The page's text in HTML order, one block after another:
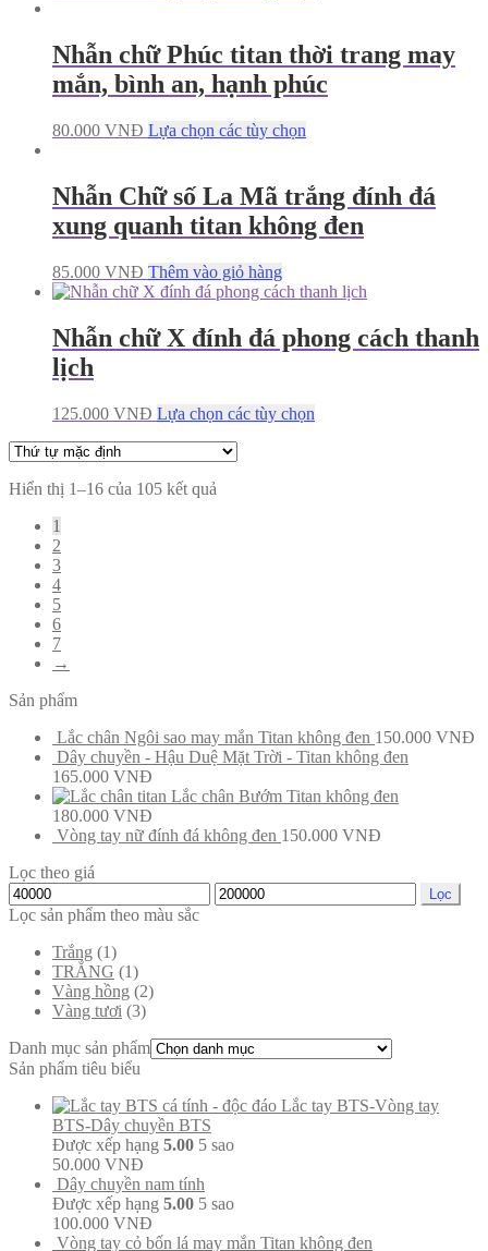
Nhẫn chữ Phúc titan thời trang may
mắn, bình an, hạnh phúc
80.000 VNĐ Lựa chọn các tùy chọn
Nhẫn Chữ số La Mã trắng đính đá
xung quanh titan không đen
85.000 VNĐ Thêm vào giỏ hàng
Nhẫn chữ X đính đá phong cách thanh
lịch
125.000 VNĐ Lựa chọn các tùy chọn
Hiển thị 1–16 của 105 kết quả
1
2
3
4
5
6
7
→
Sản phẩm
Lắc chân Ngôi sao may mắn Titan không đen 150.000 VNĐ
Dây chuyền - Hậu Duệ Mặt Trời - Titan không đen
165.000 VNĐ
Lắc chân Bướm Titan không đen
180.000 VNĐ
Vòng tay nữ đính đá không đen 150.000 VNĐ
Lọc theo giá
Lọc
Lọc sản phẩm theo màu sắc
Trắng (1)
TRẮNG (1)
Vàng hồng (2)
Vàng tươi (3)
Danh mục sản phẩm
Sản phẩm tiêu biểu
Lắc tay BTS-Vòng tay
BTS-Dây chuyền BTS
Được xếp hạng 5.00 5 sao
50.000 VNĐ
Dây chuyền nam tính
Được xếp hạng 5.00 5 sao
100.000 VNĐ
Vòng tay cỏ bốn lá may mắn Titan không đen